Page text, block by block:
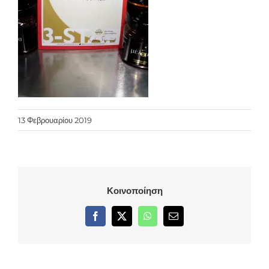
13 Φεβρουαρίου 2019
Κοινοποίηση
Facebook
X WhatsApp
Email